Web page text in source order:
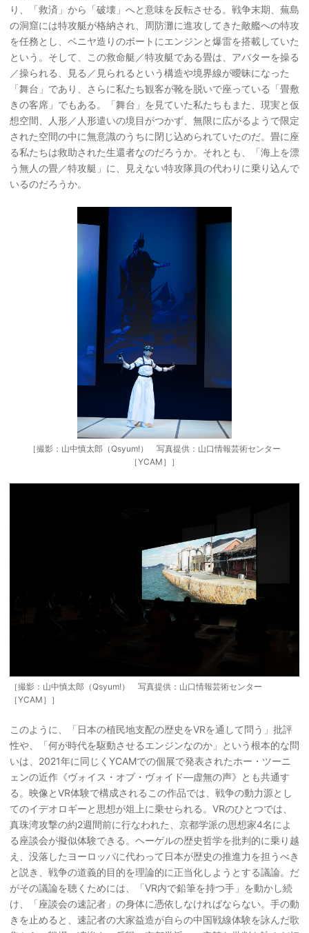
り、「救済」から「破壊」へと意味を反転させる。戦争末期、蕪島
の洞窟には特攻艇が格納され、周防灘に進攻してきた敵艦への特攻
を任務とし、ベニヤ造りのボートにエンジンと爆雷を搭載していた
という。そして、この救命艇／特攻艇である畳は、アバターを操る
／操られる、見る／見られるという構造や境界線が曖昧になった
「舞台」であり、さらに私たち観客が靴を脱いで座っている「畳敷
きの客席」でもある。「舞台」を見ていた私たちもまた、現実と仮
想空間、人形／人形遣いの境目がつかず、無限に広がるようで限定
された空間の中に無意識のうちに閉じ込められていたのだ。畳に座
る私たちは救助された生還者なのだろうか。それとも、「海上を漂
う無人の畳／特攻艇」に、見えない特攻隊員の代わりに乗り込んで
いるのだろうか。
［撮影：山中慎太郎（Qsyum!） 写真提供：山口情報芸術センター
［YCAM］］
［撮影：山中慎太郎（Qsyum!） 写真提供：山口情報芸術センター
［YCAM］］
このように、「日本の植民地支配の歴史をVRを通して問う」批評
性や、「何が時代を駆動させるエンジンなのか」という根本的な問
いは、2021年に同じくYCAMでの個展で発表されたホー・ツーニ
ェンの近作《ヴォイス・オブ・ヴォイド―虚無の声》とも共通す
る。映像とVR体験で構成されるこの作品では、戦争の動力源とし
てのイデオロギーと思想が俎上に乗せられる。VRのひとつでは、
真珠湾攻撃の約2週間前に行なわれた、京都学派の思想家4名によ
る座談会が擬似体験できる。ヘーゲルの歴史哲学を批判的に乗り越
え、没落したヨーロッパに代わって日本が歴史の推進力を担うべき
と説き、戦争の道義的目的を理論的に正当化しようとする議論。だ
がその議論を聴くためには、「VR内で鉛筆を持つ手」を動かし続
け、「座談会の速記者」の身体に憑依しなければならない。手の動
きを止めると、速記者の大家益造が自らの中国戦線体験を詠んだ歌